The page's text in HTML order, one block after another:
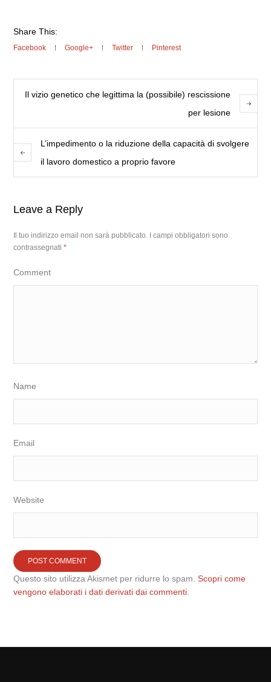
Share This:
Facebook Google+ Twitter Pinterest
Il vizio genetico che legittima la (possibile) rescissione
per lesione
L’impedimento o la riduzione della capacità di svolgere
il lavoro domestico a proprio favore
Leave a Reply
Il tuo indirizzo email non sarà pubblicato.
I campi obbligatori sono
contrassegnati*
Comment
Name
Email
Website
Questo sito utilizza Akismet per ridurre lo spam.Scopri come
vengono elaborati i dati derivati dai commenti